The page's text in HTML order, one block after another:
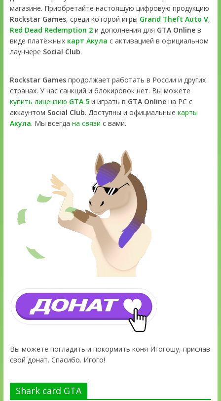
магазине. Приобретайте настоящую цифровую продукцию
Rockstar Games, среди которой игры Grand Theft Auto V,
Red Dead Redemption 2и дополнения для GTA Onlineв
виде платёжных карт Акула с активацией в официальном
лаунчере Social Club.
Rockstar Gamesпродолжает работать в России и других
странах. У нас санкций и блокировок нет. Вы можете
купить лицензию GTA 5и играть в GTA Onlineна PC с
аккаунтом Social Club. Доступны и официальные карты
Акула. Мы всегда на связи с вами.
Вы можете погладить и покормить коня Игогошу, прислав
свой донат. Спасибо. Игого!
Shark card GTA